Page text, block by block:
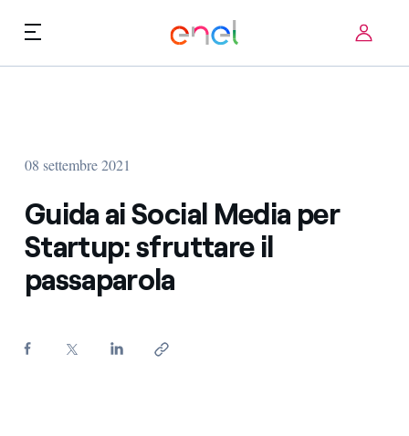
Skip to content
Startup ecosystem
Come funziona
Termini di utilizzo
FAQ
08 settembre 2021
Guida ai Social Media per
Startup: sfruttare il
passaparola